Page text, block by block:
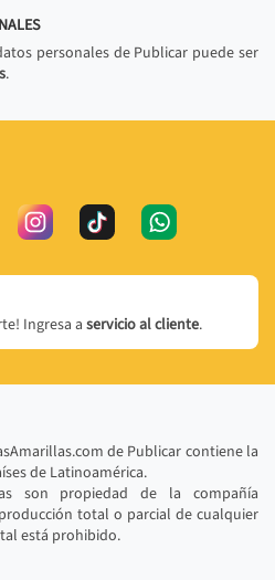
personales de Publicar puede ser
.
Ingresa a servicio al cliente.
de Publicar contiene la
de Latinoamérica.
son propiedad de la compañía
total o parcial de cualquier
está prohibido.